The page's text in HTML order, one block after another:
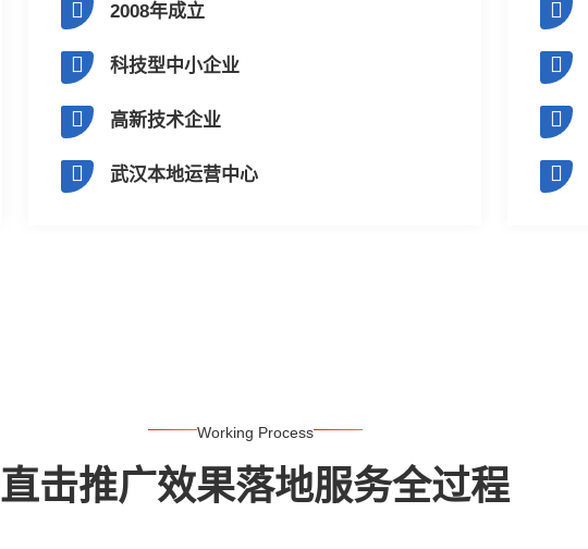
2008年成立
科技型中小企业
高新技术企业
武汉本地运营中心
Working Process
直击推广效果落地服务全过程